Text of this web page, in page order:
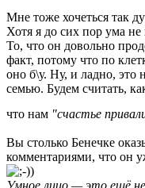
Мне тоже хочеться так
Хотя я до сих пор ума
То, что он довольно
факт, потому что по
оно б\у. Ну, и ладно, это
семью. Будем считать,
что нам "счастье
Вы столько Бенечке
комментариями, что он
Умное лицо — это ещё не